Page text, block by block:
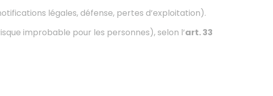
légales, défense, pertes d’exploitation).
improbable pour les personnes), selon l’art. 33